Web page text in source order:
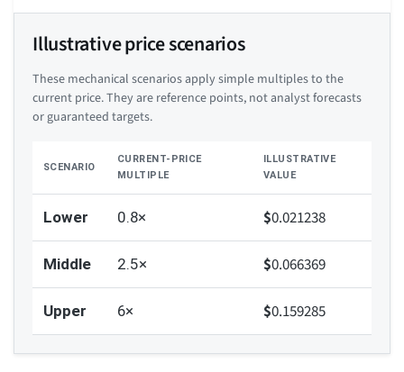
Illustrative price scenarios
These mechanical scenarios apply simple multiples to the
current price. They are reference points, not analyst forecasts
or guaranteed targets.
SCENARIO
CURRENT-PRICE
MULTIPLE
ILLUSTRATIVE
VALUE
Lower 0.8× $0.021238
Middle 2.5× $0.066369
Upper 6× $0.159285